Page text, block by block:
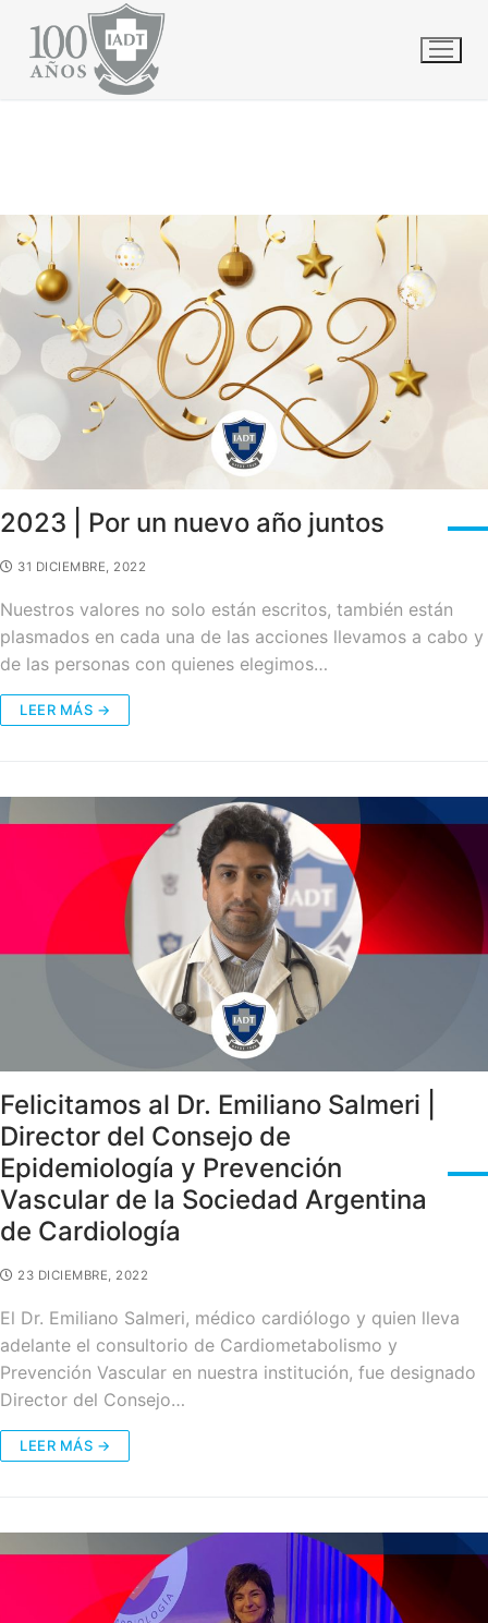
contenido
ARCHIVO DE DICIEMBRE 2022
2023 | Por un nuevo año juntos
31 DICIEMBRE, 2022
Nuestros valores no solo están escritos, también están
plasmados en cada una de las acciones llevamos a cabo y
de las personas con quienes elegimos…
LEER MÁS →
Felicitamos al Dr. Emiliano Salmeri |
Director del Consejo de
Epidemiología y Prevención
Vascular de la Sociedad Argentina
de Cardiología
23 DICIEMBRE, 2022
El Dr. Emiliano Salmeri, médico cardiólogo y quien lleva
adelante el consultorio de Cardiometabolismo y
Prevención Vascular en nuestra institución, fue designado
Director del Consejo…
LEER MÁS →